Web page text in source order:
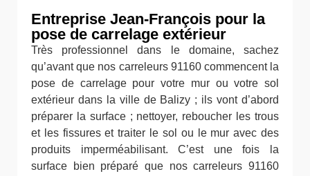
Entreprise Jean-François pour la
pose de carrelage extérieur
Très professionnel dans le domaine, sachez
qu’avant que nos carreleurs 91160 commencent la
pose de carrelage pour votre mur ou votre sol
extérieur dans la ville de Balizy ; ils vont d’abord
préparer la surface ; nettoyer, reboucher les trous
et les fissures et traiter le sol ou le mur avec des
produits imperméabilisant. C’est une fois la
surface bien préparé que nos carreleurs 91160